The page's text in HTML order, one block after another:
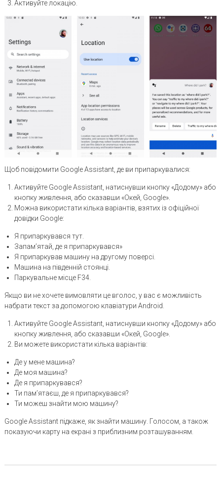
Активуйте локацію.
Щоб повідомити Google Assistant, де ви припаркувалися:
Активуйте Google Assistant, натиснувши кнопку «Додому» або
кнопку живлення, або сказавши «Окей, Google».
Можна використати кілька варіантів, взятих із офіційної
довідки Google:
Я припаркувався тут.
Запам’ятай, де я припаркувався»
Я припаркував машину на другому поверсі.
Машина на південній стоянці.
Паркувальне місце F34.
Якщо ви не хочете вимовляти це вголос, у вас є можливість
набрати текст за допомогою клавіатури Android.
Активуйте Google Assistant, натиснувши кнопку «Додому» або
кнопку живлення, або сказавши «Окей, Google».
Ви можете використати кілька варіантів:
Де у мене машина?
Де моя машина?
Де я припаркувався?
Ти пам’ятаєш, де я припаркувався?
Ти можеш знайти мою машину?
Google Assistant підкаже, як знайти машину. Голосом, а також
показуючи карту на екрані з приблизним розташуванням.